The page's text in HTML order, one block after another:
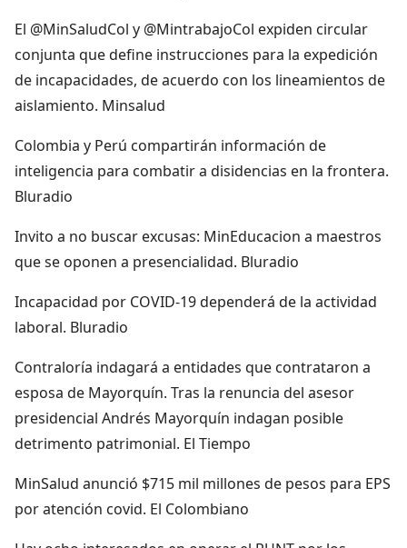
El @MinSaludCol y @MintrabajoCol expiden circular
conjunta que define instrucciones para la expedición
de incapacidades, de acuerdo con los lineamientos de
aislamiento. Minsalud
Colombia y Perú compartirán información de
inteligencia para combatir a disidencias en la frontera.
Bluradio
Invito a no buscar excusas: MinEducacion a maestros
que se oponen a presencialidad. Bluradio
Incapacidad por COVID-19 dependerá de la actividad
laboral. Bluradio
Contraloría indagará a entidades que contrataron a
esposa de Mayorquín. Tras la renuncia del asesor
presidencial Andrés Mayorquín indagan posible
detrimento patrimonial. El Tiempo
MinSalud anunció $715 mil millones de pesos para EPS
por atención covid. El Colombiano